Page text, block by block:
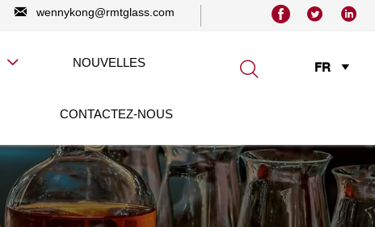
 wennykong@rmtglass.com   
 NOUVELLES
CONTACTEZ-NOUS
 FR 